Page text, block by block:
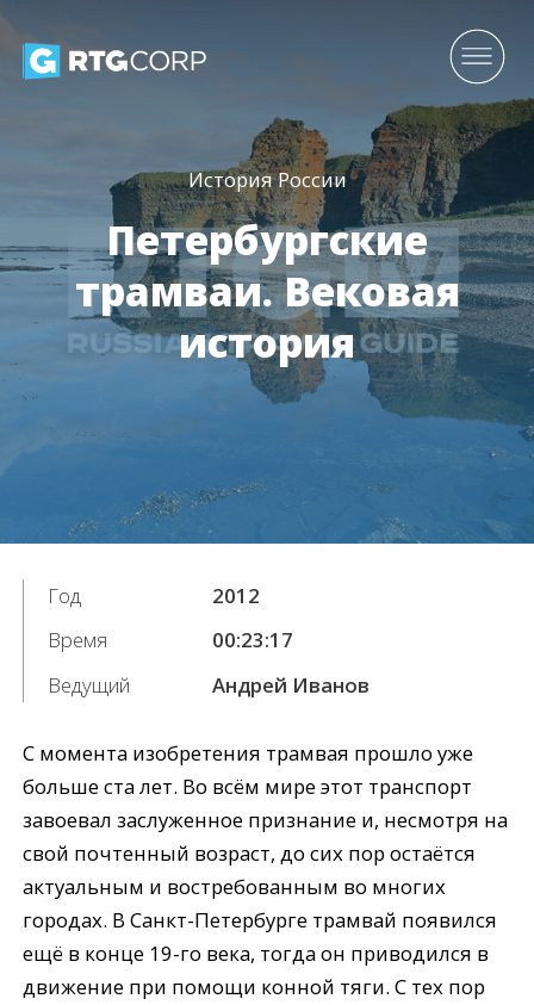
История России
Петербургские
трамваи. Вековая
история
Год
2012
Время
00:23:17
Ведущий
Андрей Иванов
С момента изобретения трамвая прошло уже
больше ста лет. Во всём мире этот транспорт
завоевал заслуженное признание и, несмотря на
свой почтенный возраст, до сих пор остаётся
актуальным и востребованным во многих
городах. В Санкт-Петербурге трамвай появился
ещё в конце 19-го века, тогда он приводился в
движение при помощи конной тяги. С тех пор